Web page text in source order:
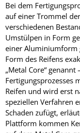
Bei dem
auf einer Trommel
verschiedenen
Umstülpen in Form
einer Aluminiumform
Form des Reifens
„Metal Core“
Fertigungsprozesses
Reifen und wird erst
speziellen Verfahren
Schaden zufügt,
Plattform kommen